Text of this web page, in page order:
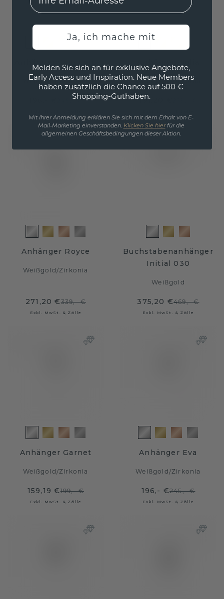
Weißgold/Zirkonia
245,- €
Weißgold/ Zirkonia
191,20 €
Anhänger Royce
Weißgold/Zirkonia
271,20 €339,- €
Exkl. MwSt. & Zölle
Buchstabenanhänger
Initial 030
Weißgold
375,20 €469,- €
Exkl. MwSt. & Zölle
Anhänger Garnet
Weißgold/Zirkonia
159,19 €199,- €
Exkl. MwSt. & Zölle
Anhänger Eva
Weißgold/Zirkonia
196,- €245,- €
Exkl. MwSt. & Zölle
Ja, ich mache mit
Melden Sie sich an für exklusive Angebote,
Early Access und Inspiration. Neue Members
haben zusätzlich die Chance auf 500 €
Shopping-Guthaben.
Mit Ihrer Anmeldung erklären Sie sich mit dem Erhalt von E-
Mail-Marketing einverstanden. Klicken Sie hierfür die
allgemeinen Geschäftsbedingungen dieser Aktion.